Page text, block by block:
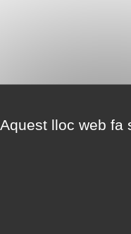
Aquest lloc web fa